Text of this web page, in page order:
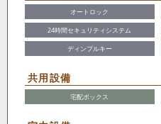
オートロック
24時間セキュリティシステム
ディンプルキー
共用設備
宅配ボックス